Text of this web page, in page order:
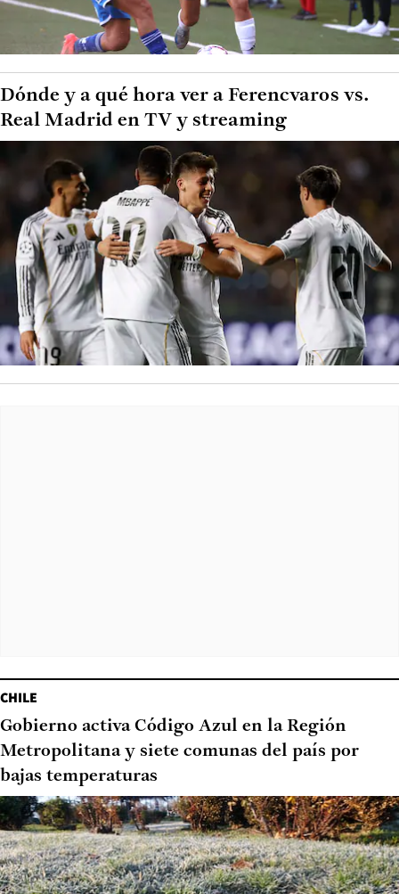
Dónde y a qué hora ver a Ferencvaros vs.
Real Madrid en TV y streaming
CHILE
Gobierno activa Código Azul en la Región
Metropolitana y siete comunas del país por
bajas temperaturas